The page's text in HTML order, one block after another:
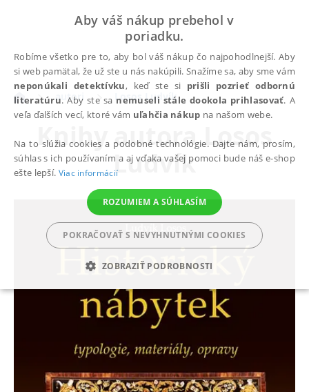
autori Losos Ludvík
Knihy autoraLosos
Ludvík
Aby váš nákup prebehol v
poriadku.
Robíme všetko pre to, aby bol váš nákup čo najpohodlnejší. Aby
si web pamätal, že už ste u nás nakúpili. Snažíme sa, aby sme vám
neponúkali detektívku, keď ste si prišli pozrieť odbornú
literatúru. Aby ste sa nemuseli stále dookola prihlasovať. A
veľa ďalších vecí, ktoré vám uľahčia nákup na našom webe.
Na to slúžia cookies a podobné technológie. Dajte nám, prosím,
súhlas s ich používaním a aj vďaka vašej pomoci bude náš e-shop
ešte lepší. Viac informácií
ROZUMIEM A SÚHLASÍM
POKRAČOVAŤ S NEVYHNUTNÝMI COOKIES
ZOBRAZIŤ PODROBNOSTI
POTREBNÉ ANALYTICKÉ MARKETINGOVÉ
FUNKČNÉ NEZARADENÉ SÚBORY
Potrebné Analytické Marketingové
Funkčné